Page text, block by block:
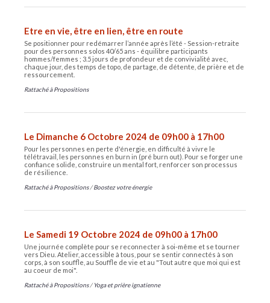
Etre en vie, être en lien, être en route
Se positionner pour redémarrer l’année après l’été - Session-retraite
pour des personnes solos 40/65 ans - équilibre participants
hommes/femmes ; 3.5 jours de profondeur et de convivialité avec,
chaque jour, des temps de topo, de partage, de détente, de prière et de
ressourcement.
Rattaché à Propositions
Le Dimanche 6 Octobre 2024 de 09h00 à 17h00
Pour les personnes en perte d'énergie, en difficulté à vivre le
télétravail, les personnes en burn in (pré burn out). Pour se forger une
confiance solide, construire un mental fort, renforcer son processus
de résilience.
Rattaché à Propositions /Boostez votre énergie
Le Samedi 19 Octobre 2024 de 09h00 à 17h00
Une journée complète pour se reconnecter à soi-même et se tourner
vers Dieu. Atelier, accessible à tous, pour se sentir connectés à son
corps, à son souffle, au Souffle de vie et au "Tout autre que moi qui est
au coeur de moi".
Rattaché à Propositions /Yoga et prière ignatienne